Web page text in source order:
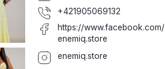
+421905069132
https://www.facebook.com/
enemiq.store
enemiq.store